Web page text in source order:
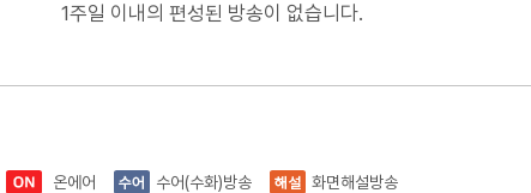
1주일 이내의 편성된 방송이 없습니다.
온에어 수어(수화)방송 화면해설방송